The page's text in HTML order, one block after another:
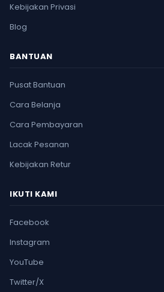
Kebijakan Privasi
Blog
BANTUAN
Pusat Bantuan
Cara Belanja
Cara Pembayaran
Lacak Pesanan
Kebijakan Retur
IKUTI KAMI
Facebook
Instagram
YouTube
Twitter/X